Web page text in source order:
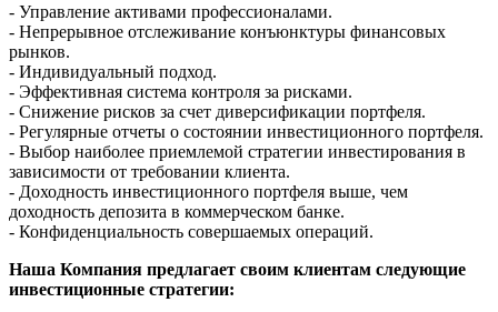
- Управление активами профессионалами.
- Непрерывное отслеживание конъюнктуры финансовых
рынков.
- Индивидуальный подход.
- Эффективная система контроля за рисками.
- Снижение рисков за счет диверсификации портфеля.
- Регулярные отчеты о состоянии инвестиционного портфеля.
- Выбор наиболее приемлемой стратегии инвестирования в
зависимости от требовании клиента.
- Доходность инвестиционного портфеля выше, чем
доходность депозита в коммерческом банке.
- Конфиденциальность совершаемых операций.
Наша Компания предлагает своим клиентам следующие
инвестиционные стратегии: